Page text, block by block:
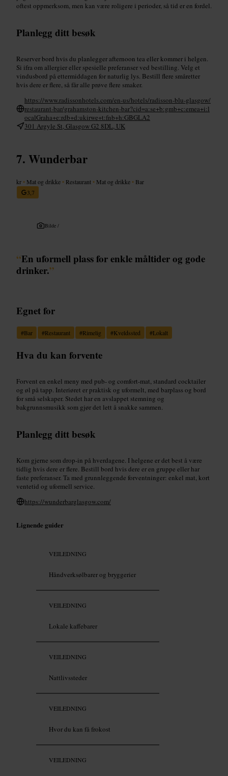
oftest oppmerksom, men kan være roligere i perioder, så tid er en fordel.
Planlegg ditt besøk
Reserver bord hvis du planlegger afternoon tea eller kommer i helgen.
Si ifra om allergier eller spesielle preferanser ved bestilling. Velg et
vindusbord på ettermiddagen for naturlig lys. Bestill flere småretter
hvis dere er flere, så får alle prøve flere smaker.
https://www.radissonhotels.com/en-us/hotels/radisson-blu-glasgow/
restaurant-bar/grahamston-kitchen-bar?cid=a:se+b:gmb+c:emea+i:l
ocalGraha+e:rdb+d:ukirwe+t:fnb+h:GBGLA2
301 Argyle St, Glasgow G2 8DL, UK
Wunderbar
kr • Mat og drikke • Restaurant • Mat og drikke • Bar
3,7
Bilde /
“En uformell plass for enkle måltider og gode
drinker.”
Egnet for
#Bar #Restaurant #Rimelig #Kveldssted #Lokalt
Hva du kan forvente
Forvent en enkel meny med pub- og comfort-mat, standard cocktailer
og øl på tapp. Interiøret er praktisk og uformelt, med barplass og bord
for små selskaper. Stedet har en avslappet stemning og
bakgrunnsmusikk som gjør det lett å snakke sammen.
Planlegg ditt besøk
Kom gjerne som drop-in på hverdagene. I helgene er det best å være
tidlig hvis dere er flere. Bestill bord hvis dere er en gruppe eller har
faste preferanser. Ta med grunnleggende forventninger: enkel mat, kort
ventetid og uformell service.
https://wunderbarglasgow.com/
Lignende guider
VEILEDNING
Håndverksølbarer og bryggerier
VEILEDNING
Lokale kaffebarer
VEILEDNING
Nattlivssteder
VEILEDNING
Hvor du kan få frokost
VEILEDNING